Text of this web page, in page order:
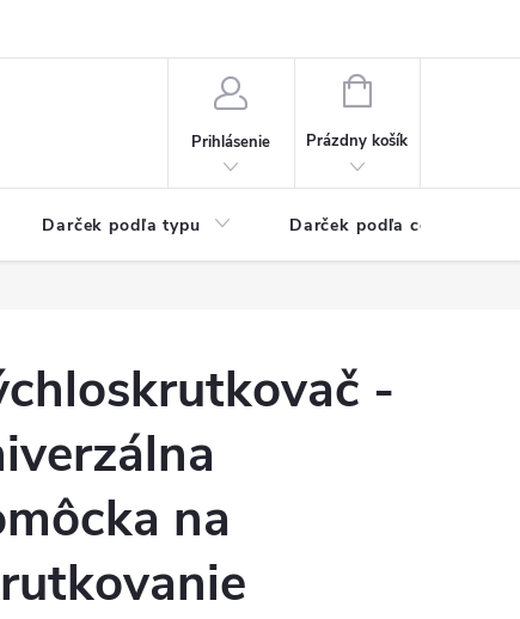
Prihlásenie
NÁKUPNÝ
Prázdny košík
Darček podľa typu Darček podľa ceny
-
na